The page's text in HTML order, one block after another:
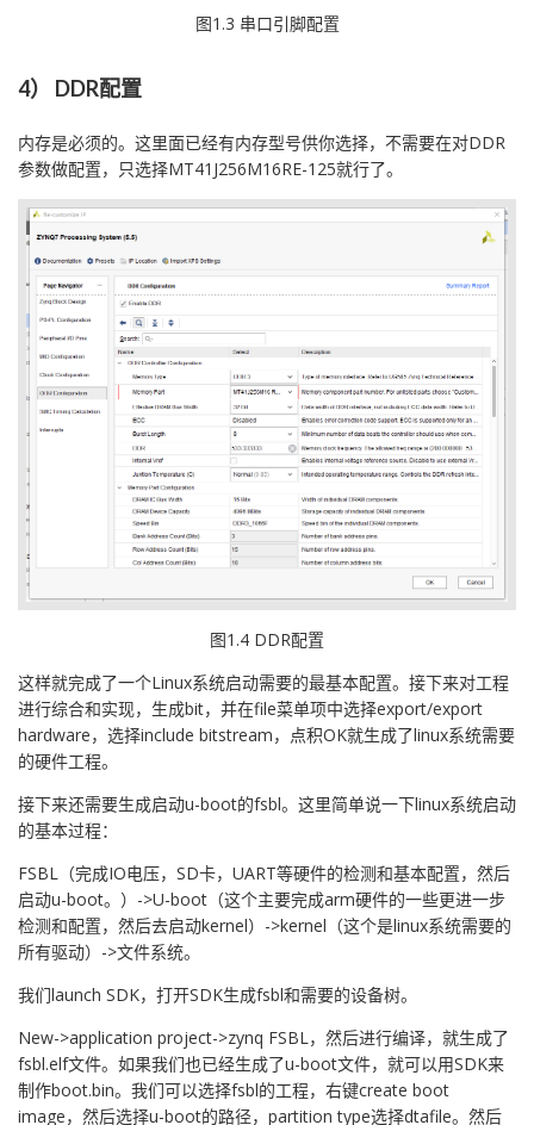
图1.3 串口引脚配置
4） DDR配置
内存是必须的。这里面已经有内存型号供你选择，不需要在对DDR
参数做配置，只选择MT41J256M16RE-125就行了。
图1.4 DDR配置
这样就完成了一个Linux系统启动需要的最基本配置。接下来对工程
进行综合和实现，生成bit，并在file菜单项中选择export/export
hardware，选择include bitstream，点积OK就生成了linux系统需要
的硬件工程。
接下来还需要生成启动u-boot的fsbl。这里简单说一下linux系统启动
的基本过程：
FSBL（完成IO电压，SD卡，UART等硬件的检测和基本配置，然后
启动u-boot。）->U-boot（这个主要完成arm硬件的一些更进一步
检测和配置，然后去启动kernel）->kernel（这个是linux系统需要的
所有驱动）->文件系统。
我们launch SDK，打开SDK生成fsbl和需要的设备树。
New->application project->zynq FSBL，然后进行编译，就生成了
fsbl.elf文件。如果我们也已经生成了u-boot文件，就可以用SDK来
制作boot.bin。我们可以选择fsbl的工程，右键create boot
image，然后选择u-boot的路径，partition type选择dtafile。然后